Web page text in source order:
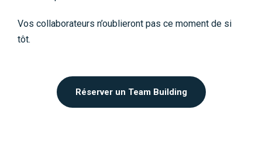
Vos collaborateurs n’oublieront pas ce moment de si
tôt.
Réserver un Team Building